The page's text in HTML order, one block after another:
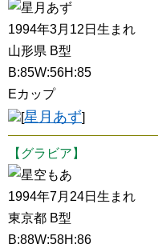
星月あず
1994年3月12日生まれ
山形県 B型
B:85W:56H:85
Eカップ
[星月あず]
【グラビア】
星空もあ
1994年7月24日生まれ
東京都 B型
B:88W:58H:86